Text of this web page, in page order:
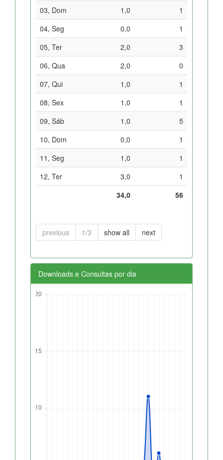
03, Dom
1,0
1
04, Seg
0,0
1
05, Ter
2,0
3
06, Qua
2,0
0
07, Qui
1,0
1
08, Sex
1,0
1
09, Sáb
1,0
5
10, Dom
0,0
1
11, Seg
1,0
1
12, Ter
3,0
1
34,0
56
previous 1/3 show all next
Downloads e Consultas por dia